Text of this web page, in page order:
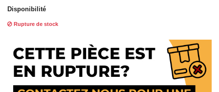
Disponibilité
Rupture de stock